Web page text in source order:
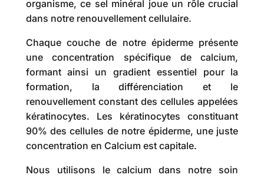
organisme, ce sel minéral joue un rôle crucial
dans notre renouvellement cellulaire.
Chaque couche de notre épiderme présente
une concentration spécifique de calcium,
formant ainsi un gradient essentiel pour la
formation, la différenciation et le
renouvellement constant des cellules appelées
kératinocytes. Les kératinocytes constituant
90% des cellules de notre épiderme, une juste
concentration en Calcium est capitale.
Nous utilisons le calcium dans notre soin